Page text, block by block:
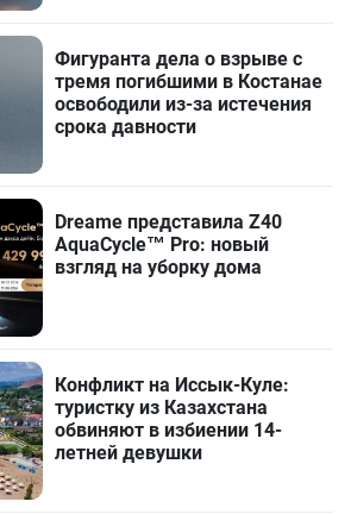
Фигуранта дела о взрыве с
тремя погибшими в Костанае
освободили из-за истечения
срока давности
Dreame представила Z40
AquaCycle™ Pro: новый
взгляд на уборку дома
Конфликт на Иссык-Куле:
туристку из Казахстана
обвиняют в избиении 14-
летней девушки